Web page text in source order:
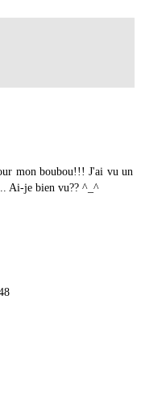
mon boubou!!! J'ai vu un
Ai-je bien vu?? ^_^